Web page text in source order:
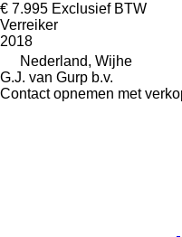
€ 7.995 Exclusief BTW
Verreiker
2018
Nederland, Wijhe
G.J. van Gurp b.v.
Contact opnemen met